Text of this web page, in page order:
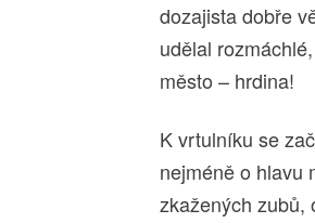
dozajista dobře
udělal
město – hrdina!
K vrtulníku se
nejméně o hlavu
zkažených zubů,